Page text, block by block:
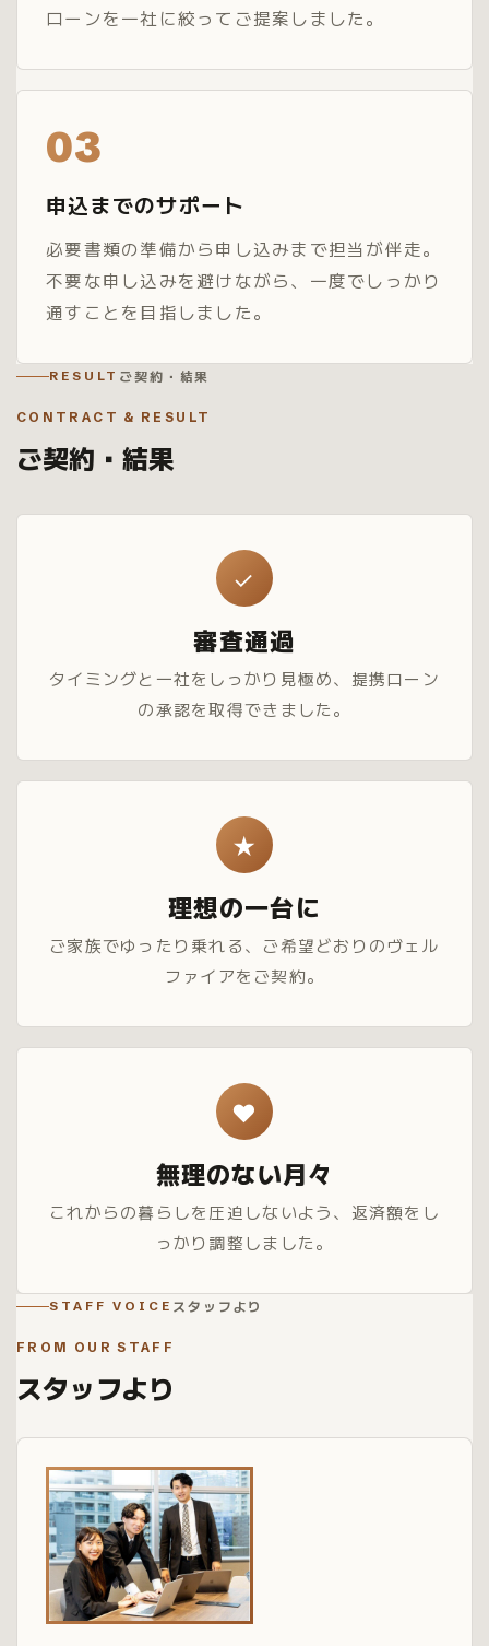
ローンを一社に絞ってご提案しました。
03
申込までのサポート
必要書類の準備から申し込みまで担当が伴走。
不要な申し込みを避けながら、一度でしっかり
通すことを目指しました。
RESULT ご契約・結果
CONTRACT & RESULT
ご契約・結果
✓
審査通過
タイミングと一社をしっかり見極め、提携ローン
の承認を取得できました。
★
理想の一台に
ご家族でゆったり乗れる、ご希望どおりのヴェル
ファイアをご契約。
♥
無理のない月々
これからの暮らしを圧迫しないよう、返済額をし
っかり調整しました。
STAFF VOICE スタッフより
FROM OUR STAFF
スタッフより